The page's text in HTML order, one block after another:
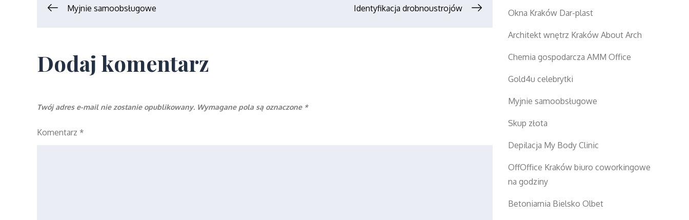
Nawigacja
Myjnie samoobsługowe Identyfikacja drobnoustrojów
Dodaj komentarz
Twój adres e-mail nie zostanie opublikowany. Wymagane pola są oznaczone *
Komentarz *
Okna Kraków Dar-plast
Architekt wnętrz Kraków About Arch
Chemia gospodarcza AMM Office
Gold4u celebrytki
Myjnie samoobsługowe
Skup złota
Depilacja My Body Clinic
OffOffice Kraków biuro coworkingowe
na godziny
Betoniarnia Bielsko Olbet